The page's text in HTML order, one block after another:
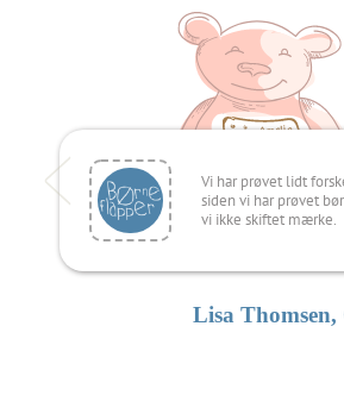
Vi har prøvet lidt
siden vi har prøvet
vi ikke skiftet mærke.
Lisa Thomsen,